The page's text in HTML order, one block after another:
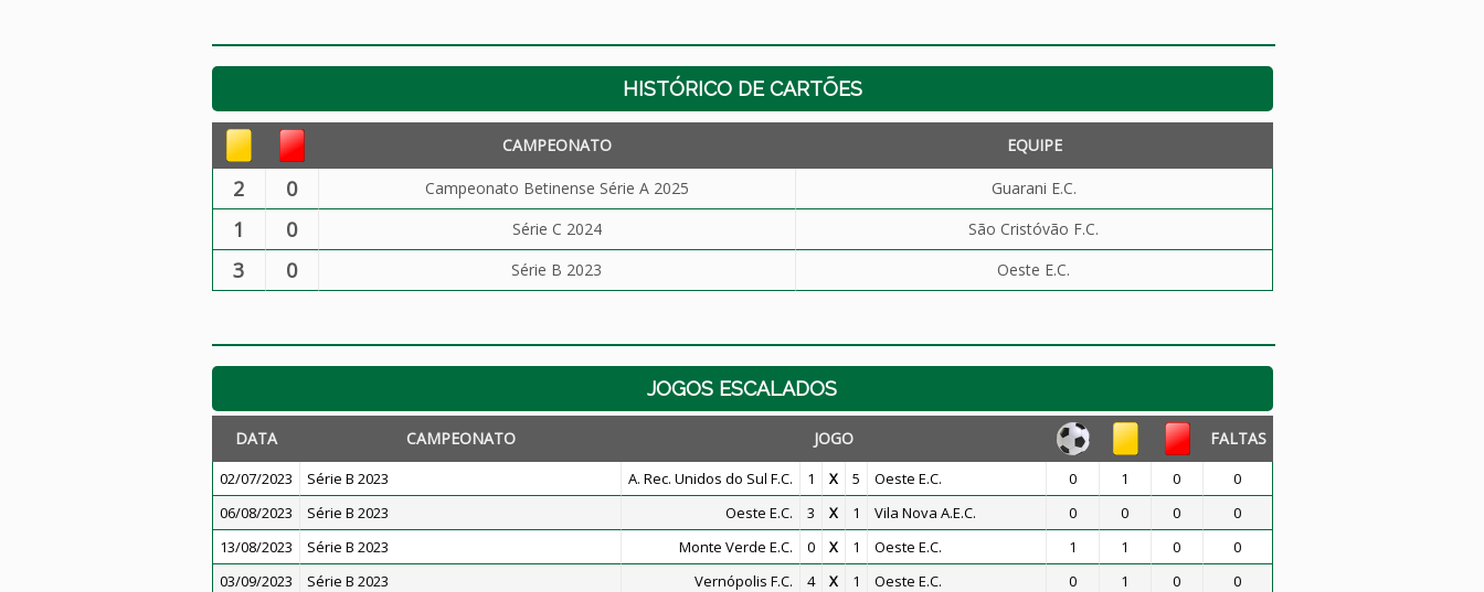
HISTÓRICO DE CARTÕES
CAMPEONATO EQUIPE
2 0 Campeonato Betinense Série A 2025 Guarani E.C.
1 0 Série C 2024 São Cristóvão F.C.
3 0 Série B 2023 Oeste E.C.
JOGOS ESCALADOS
DATA CAMPEONATO JOGO FALTAS
02/07/2023 Série B 2023 A. Rec. Unidos do Sul F.C. 1 X 5 Oeste E.C. 0 1 0
0
06/08/2023
Série B 2023 Oeste E.C. 3 X 1 Vila Nova A.E.C. 0 0 0
0
13/08/2023
Série B 2023 Monte Verde E.C. 0 X 1 Oeste E.C. 1 1 0
0
03/09/2023
Série B 2023 Vernópolis F.C. 4 X 1 Oeste E.C. 0 1 0
0